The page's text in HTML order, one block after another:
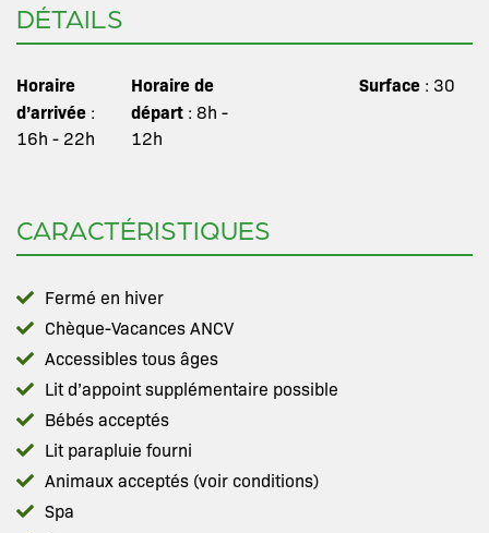
DÉTAILS
Horaire
d’arrivée :
16h - 22h
Horaire de
départ: 8h -
12h
Surface: 30
CARACTÉRISTIQUES
Fermé en hiver
Chèque-Vacances ANCV
Accessibles tous âges
Lit d’appoint supplémentaire possible
Bébés acceptés
Lit parapluie fourni
Animaux acceptés (voir conditions)
Spa